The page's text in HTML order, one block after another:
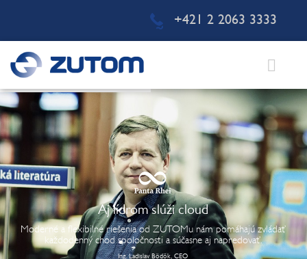
+421 2 2063 3333